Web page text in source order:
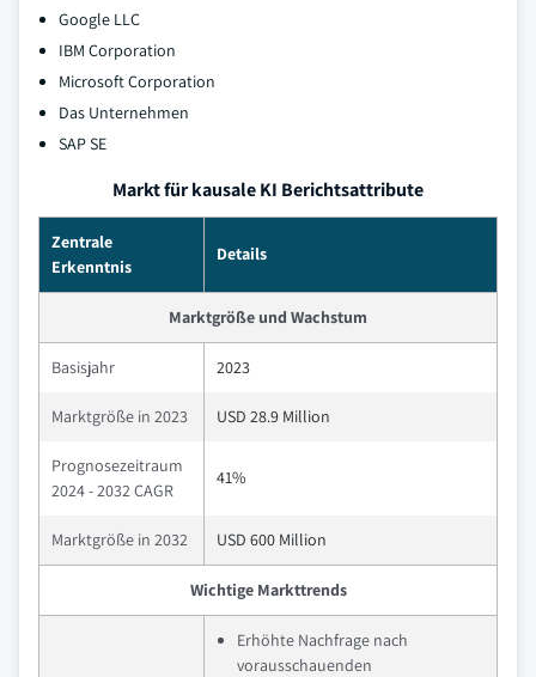
Google LLC
IBM Corporation
Microsoft Corporation
Das Unternehmen
SAP SE
Markt für kausale KI Berichtsattribute
Zentrale
Erkenntnis
Details
Marktgröße und Wachstum
Basisjahr 2023
Marktgröße in 2023 USD 28.9 Million
Prognosezeitraum
2024 - 2032 CAGR
41%
Marktgröße in 2032 USD 600 Million
Wichtige Markttrends
Erhöhte Nachfrage nach
vorausschauenden